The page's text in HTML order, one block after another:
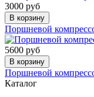
3000 руб
В корзину
Поршневой
5600 руб
В корзину
Поршневой
Каталог